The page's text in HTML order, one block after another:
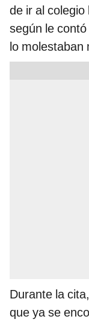
de ir al
según le
lo molestaban
Durante la
que ya se